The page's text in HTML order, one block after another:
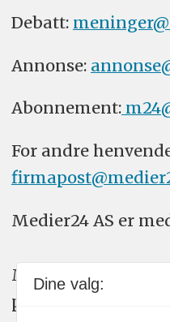
Debatt:
Annonse:
Abonnement:
For andre
Medier24 AS er
Medier24 arbeider
plakatens regler
Dine valg: